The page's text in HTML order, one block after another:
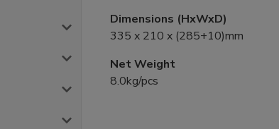
Dimensions (HxWxD)
335 x 210 x (285+10)mm
Net Weight
8.0kg/pcs